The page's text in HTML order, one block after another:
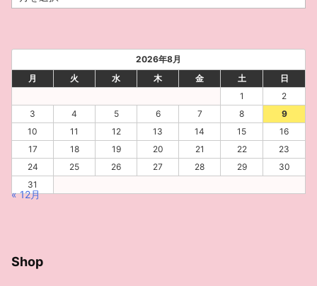
ー
ブ
2026年8月
月
火 水 木 金 土
日
1
2
3
4 5 6 7 8
9
10
11 12 13 14 15
16
17
18 19 20 21 22
23
24
25 26 27 28 29
30
31
« 12月
Shop